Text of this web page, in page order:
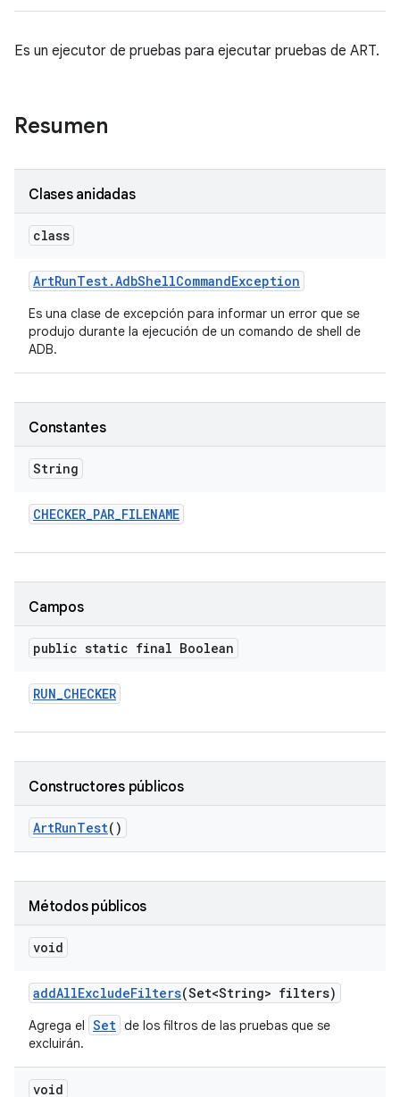
Es un ejecutor de pruebas para ejecutar pruebas de ART.
Resumen
Clases anidadas
class
ArtRunTest.AdbShellCommandException
Es una clase de excepción para informar un error que se
produjo durante la ejecución de un comando de shell de
ADB.
Constantes
String
CHECKER_PAR_FILENAME
Campos
public static final Boolean
RUN_CHECKER
Constructores públicos
ArtRunTest()
Métodos públicos
void
addAllExcludeFilters(Set<String> filters)
Agrega el Set de los filtros de las pruebas que se
excluirán.
void